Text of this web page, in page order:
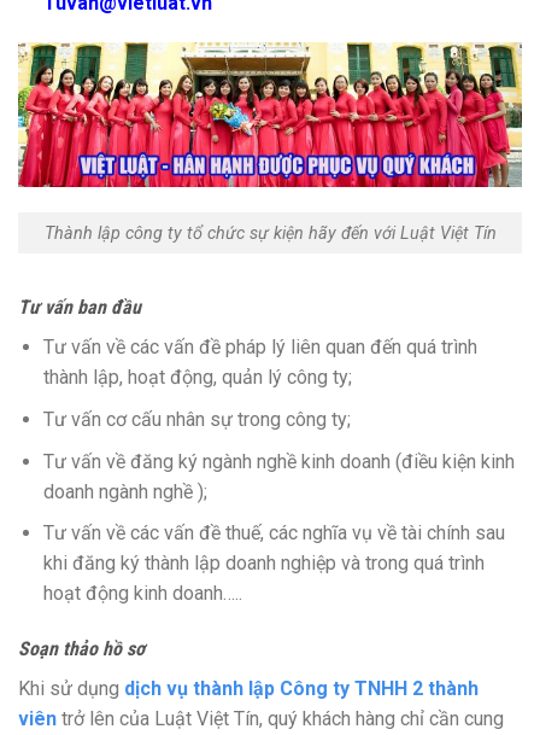
Thành lập công ty tổ chức sự kiện hãy đến với Luật Việt Tín
Tư vấn ban đầu
Tư vấn về các vấn đề pháp lý liên quan đến quá trình
thành lập, hoạt động, quản lý công ty;
Tư vấn cơ cấu nhân sự trong công ty;
Tư vấn về đăng ký ngành nghề kinh doanh (điều kiện kinh
doanh ngành nghề );
Tư vấn về các vấn đề thuế, các nghĩa vụ về tài chính sau
khi đăng ký thành lập doanh nghiệp và trong quá trình
hoạt động kinh doanh…..
Soạn thảo hồ sơ
Khi sử dụng dịch vụ thành lập Công ty TNHH 2 thành
viên trở lên của Luật Việt Tín, quý khách hàng chỉ cần cung